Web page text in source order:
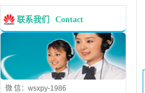
联系我们 Contact
微 信：wsxpy-1986